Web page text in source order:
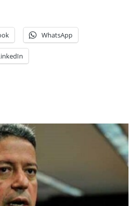
WhatsApp